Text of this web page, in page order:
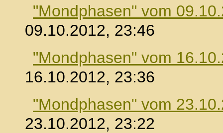
"Mondphasen" vom
09.10.2012, 23:46
"Mondphasen" vom
16.10.2012, 23:36
"Mondphasen" vom
23.10.2012, 23:22